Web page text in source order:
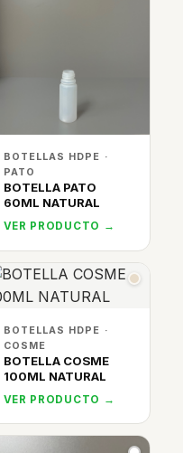
BOTELLAS HDPE ·
PATO
BOTELLA PATO
60ML NATURAL
VER PRODUCTO →
BOTELLAS HDPE ·
COSME
BOTELLA COSME
100ML NATURAL
VER PRODUCTO →